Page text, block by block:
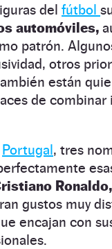
del fútbol
automóviles,
patrón.
otros
están
de
Portugal, tres
gustos muy
encajan con